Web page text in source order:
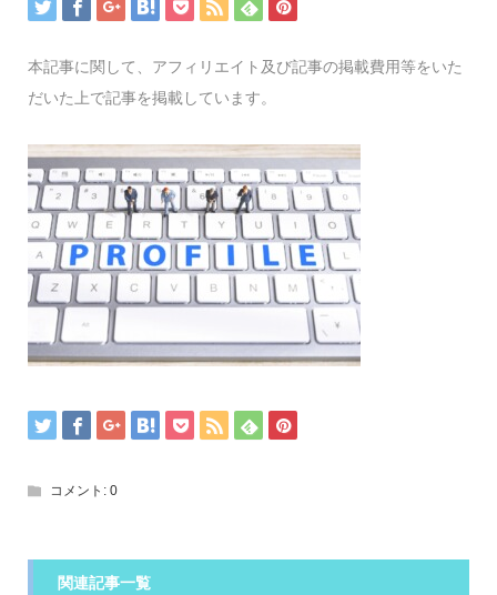
本記事に関して、アフィリエイト及び記事の掲載費用等をいた
だいた上で記事を掲載しています。
コメント: 0
関連記事一覧